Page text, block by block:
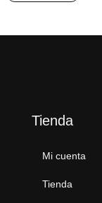
Tienda
Mi cuenta
Tienda